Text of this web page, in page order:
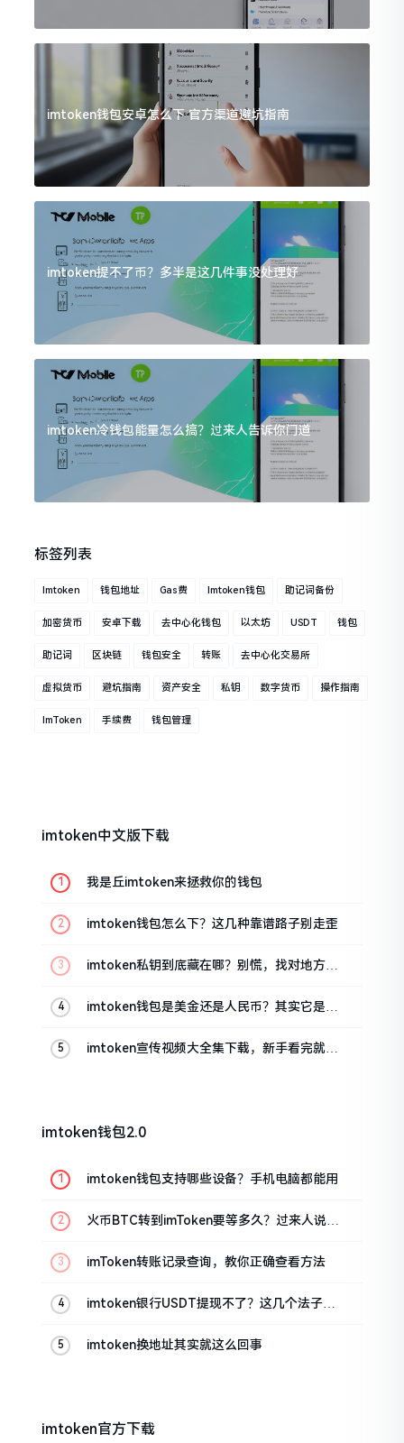
imtoken钱包安卓怎么下 官方渠道避坑指南
imtoken提不了币？多半是这几件事没处理好
imtoken冷钱包能量怎么搞？过来人告诉你门道
标签列表
Imtoken 钱包地址 Gas费 Imtoken钱包 助记词备份
加密货币 安卓下载 去中心化钱包 以太坊 USDT 钱包
助记词 区块链 钱包安全 转账 去中心化交易所
虚拟货币 避坑指南 资产安全 私钥 数字货币 操作指南
ImToken 手续费 钱包管理
imtoken中文版下载
我是丘imtoken来拯救你的钱包
imtoken钱包怎么下？这几种靠谱路子别走歪
imtoken私钥到底藏在哪？别慌，找对地方才
imtoken钱包是美金还是人民币？其实它是个
imtoken宣传视频大全集下载，新手看完就懂
imtoken钱包2.0
imtoken钱包支持哪些设备？手机电脑都能用
火币BTC转到imToken要等多久？过来人说说
imToken转账记录查询，教你正确查看方法
imtoken银行USDT提现不了？这几个法子能
imtoken换地址其实就这么回事
imtoken官方下载